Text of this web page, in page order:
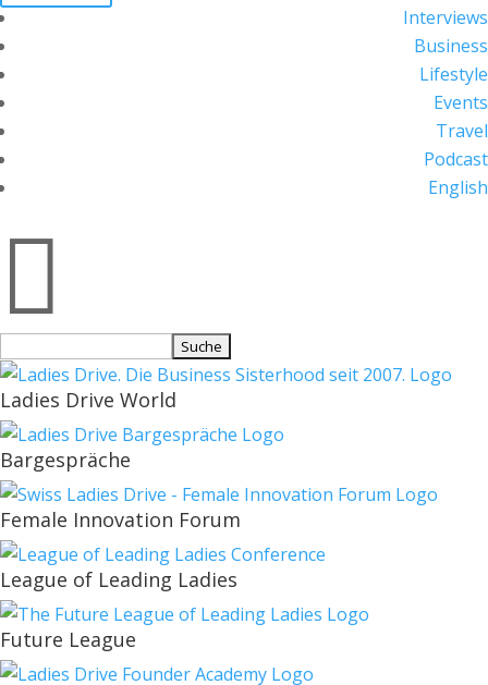
Interviews
Business
Lifestyle
Events
Travel
Podcast
English

nach:
Ladies Drive World
Bargespräche
Female Innovation Forum
League of Leading Ladies
Future League